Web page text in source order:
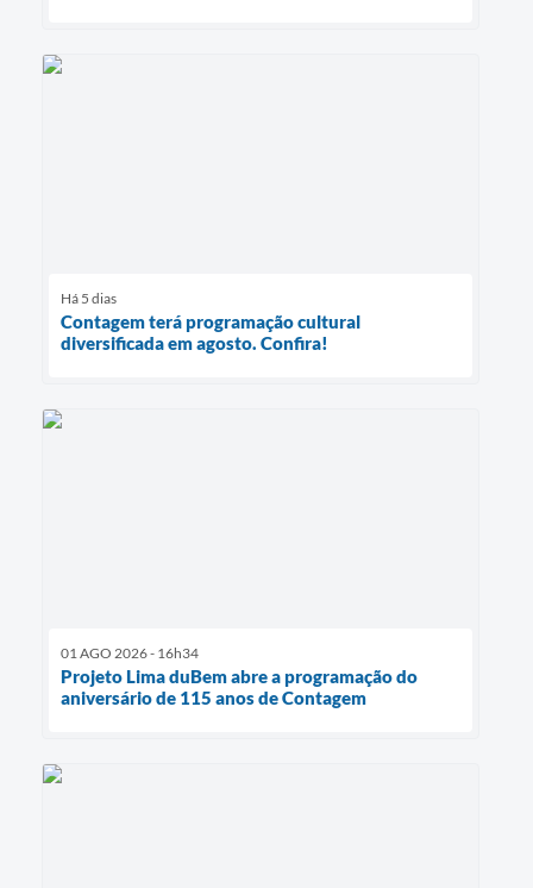
Há 5 dias
Contagem terá programação cultural
diversificada em agosto. Confira!
01 AGO 2026 - 16h34
Projeto Lima duBem abre a programação do
aniversário de 115 anos de Contagem